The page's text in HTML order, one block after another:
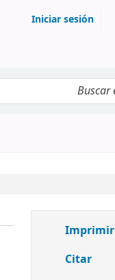
Iniciar sesión
Imprimir
Citar